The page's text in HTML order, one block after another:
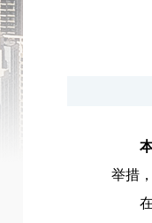
举措
在提